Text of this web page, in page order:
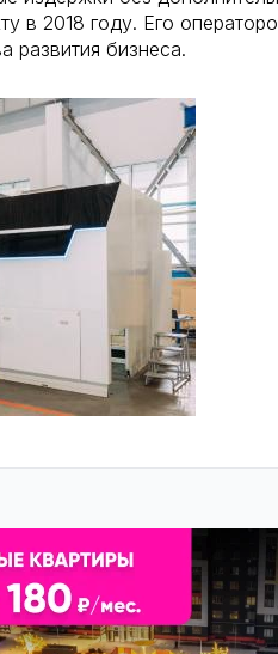
в 2018 году. Его
развития бизнеса.